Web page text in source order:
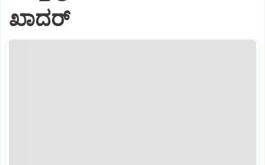
ಖಾದರ್